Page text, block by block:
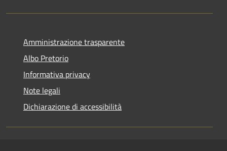
Amministrazione trasparente
Albo Pretorio
Informativa privacy
Note legali
Dichiarazione di accessibilità